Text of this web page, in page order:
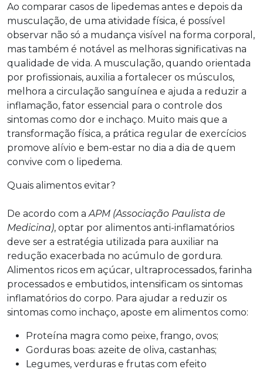
Ao comparar casos de lipedemas antes e depois da
musculação, de uma atividade física, é possível
observar não só a mudança visível na forma corporal,
mas também é notável as melhoras significativas na
qualidade de vida. A musculação, quando orientada
por profissionais, auxilia a fortalecer os músculos,
melhora a circulação sanguínea e ajuda a reduzir a
inflamação, fator essencial para o controle dos
sintomas como dor e inchaço. Muito mais que a
transformação física, a prática regular de exercícios
promove alívio e bem-estar no dia a dia de quem
convive com o lipedema.
Quais alimentos evitar?
De acordo com a APM (Associação Paulista de
Medicina), optar por alimentos anti-inflamatórios
deve ser a estratégia utilizada para auxiliar na
redução exacerbada no acúmulo de gordura.
Alimentos ricos em açúcar, ultraprocessados, farinha
processados e embutidos, intensificam os sintomas
inflamatórios do corpo. Para ajudar a reduzir os
sintomas como inchaço, aposte em alimentos como:
Proteína magra como peixe, frango, ovos;
Gorduras boas: azeite de oliva, castanhas;
Legumes, verduras e frutas com efeito